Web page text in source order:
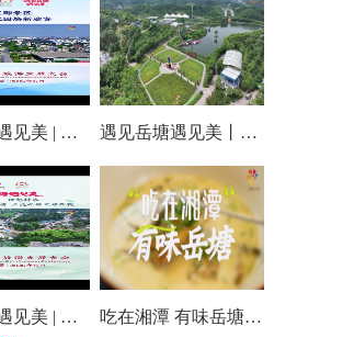
遇见岳塘遇见美 | 厂区即景区，湘钢文化园焕新迎客！ 遇见岳塘遇见美丨盘龙大观园提质焕新迎八方客
遇见岳塘遇见美 | 归隐松涧·理想村落：两期筑景 一涧生香 点亮岳塘文旅新貌 吃在湘潭 有味岳塘丨云盘山下：匠心守本味 小院忆乡愁